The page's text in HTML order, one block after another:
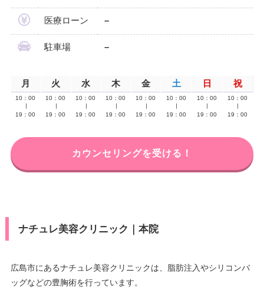
医療ローン –
駐車場 –
月 火 水 木 金 土 日 祝
10：00
19：00
10：00
19：00
10：00
19：00
10：00
19：00
10：00
19：00
10：00
19：00
10：00
19：00
10：00
19：00
カウンセリングを受ける！
ナチュレ美容クリニック｜本院
広島市にあるナチュレ美容クリニックは、脂肪注入やシリコンバ
ッグなどの豊胸術を行っています。